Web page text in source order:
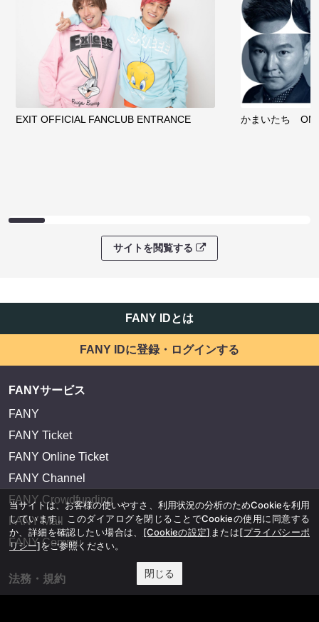
EXIT OFFICIAL FANCLUB ENTRANCE かまいたち
サイトを閲覧する
FANY IDとは
FANY IDに登録・ログインする
FANYサービス
FANY
FANY Ticket
FANY Online Ticket
FANY Channel
FANY Crowdfunding
FANY Mall
FANY Commu
法務・規約
当サイトは、お客様の使いやすさ、利用状況の分析のためCookieを利用
しています。このダイアログを閉じることでCookieの使用に同意する
か、詳細を確認したい場合は、 [Cookieの設定] または[プライバシーポ
リシー]をご参照ください。
閉じる